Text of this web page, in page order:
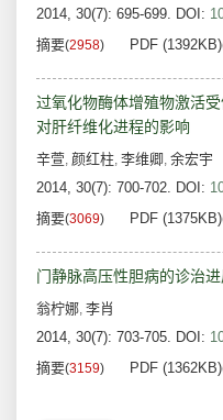
2014, 30(7): 695-699. DOI:
摘要(2958) PDF (1392KB)
过氧化物酶体增殖物激活
对肝纤维化进程的影响
辛萱, 颜红柱, 李维卿, 余宏宇
2014, 30(7): 700-702. DOI:
摘要(3069) PDF (1375KB)
门静脉高压性胆病的诊治
翁柠娜, 李肖
2014, 30(7): 703-705. DOI:
摘要(3159) PDF (1362KB)